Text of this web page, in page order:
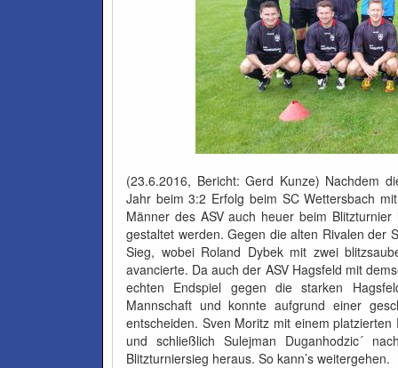
(23.6.2016, Bericht: Gerd Kunze) Nachdem
Jahr beim 3:2 Erfolg beim SC Wettersbach
Männer des ASV auch heuer beim
gestaltet werden. Gegen die alten Rivalen der
Sieg, wobei Roland Dybek mit zwei
avancierte. Da auch der ASV Hagsfeld mit
echten Endspiel gegen die starken
Mannschaft und konnte aufgrund einer
entscheiden. Sven Moritz mit einem
und schließlich Sulejman Duganhodzic´
Blitzturniersieg heraus. So kann’s weitergehen.